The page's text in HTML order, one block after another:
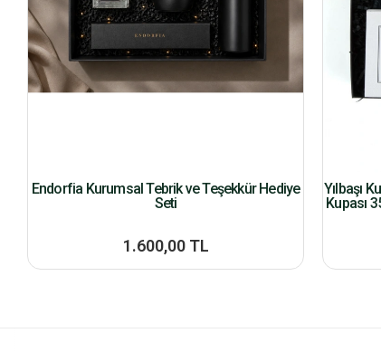
Endorfia Kurumsal Tebrik ve Teşekkür Hediye
Seti
1.600,00 TL
Yılbaşı
Kupası